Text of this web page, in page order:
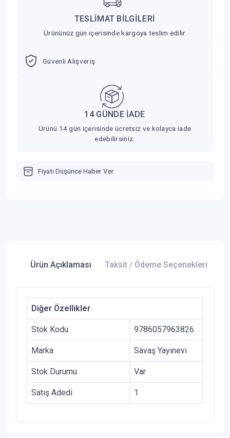
TESLİMAT BİLGİLERİ
Ürününüz gün içerisinde kargoya teslim edilir
Güvenli Alışveriş
14 GÜNDE İADE
Ürünü 14 gün içerisinde ücretsiz ve kolayca iade
edebilirsiniz.
Fiyatı Düşünce Haber Ver
Ürün Açıklaması Taksit / Ödeme Seçenekleri
Diğer Özellikler
Stok Kodu 9786057963826
Marka Savaş Yayınevi
Stok Durumu Var
Satış Adedi 1